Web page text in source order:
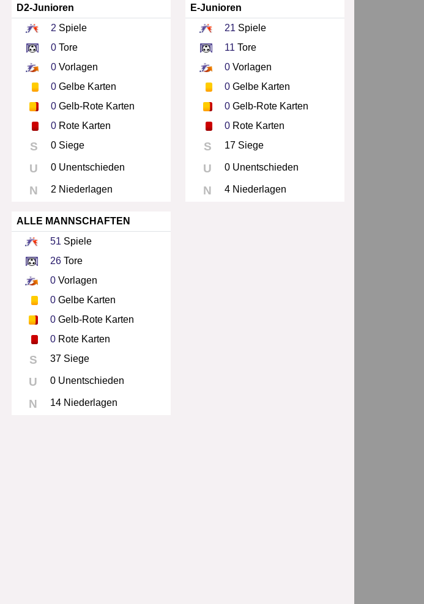
D2-Junioren
2 Spiele
0Tore
0Vorlagen
0Gelbe Karten
0Gelb-Rote Karten
0Rote Karten
S 0 Siege
U 0 Unentschieden
N 2 Niederlagen
E-Junioren
21 Spiele
11 Tore
0 Vorlagen
0 Gelbe Karten
0 Gelb-Rote Karten
0 Rote Karten
S 17 Siege
U 0 Unentschieden
N 4 Niederlagen
ALLE MANNSCHAFTEN
51 Spiele
26Tore
0Vorlagen
0Gelbe Karten
0Gelb-Rote Karten
0Rote Karten
S 37 Siege
U 0 Unentschieden
N 14 Niederlagen